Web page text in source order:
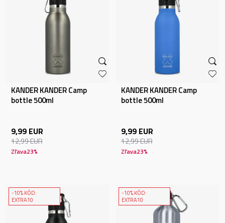
KANDER KANDER Camp
bottle 500ml
9,99 EUR
12,99EUR
Zľava23%
KANDER KANDER Camp
bottle 500ml
9,99 EUR
12,99EUR
Zľava23%
-10% KÓD:
EXTRA10
-10% KÓD:
EXTRA10